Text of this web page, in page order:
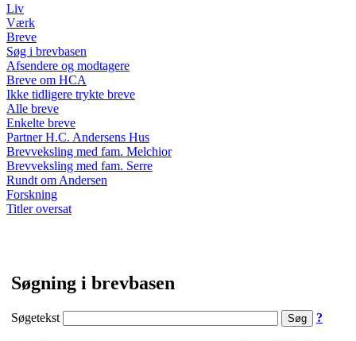
Liv
Værk
Breve
Søg i brevbasen
Afsendere og modtagere
Breve om HCA
Ikke tidligere trykte breve
Alle breve
Enkelte breve
Partner H.C. Andersens Hus
Brevveksling med fam. Melchior
Brevveksling med fam. Serre
Rundt om Andersen
Forskning
Titler oversat
Søgning i brevbasen
Søgetekst ?